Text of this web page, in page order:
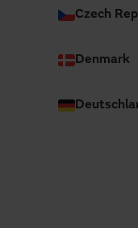
Czech
Denmark
Mi